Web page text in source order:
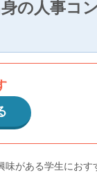
の人事コ
味がある学生におす